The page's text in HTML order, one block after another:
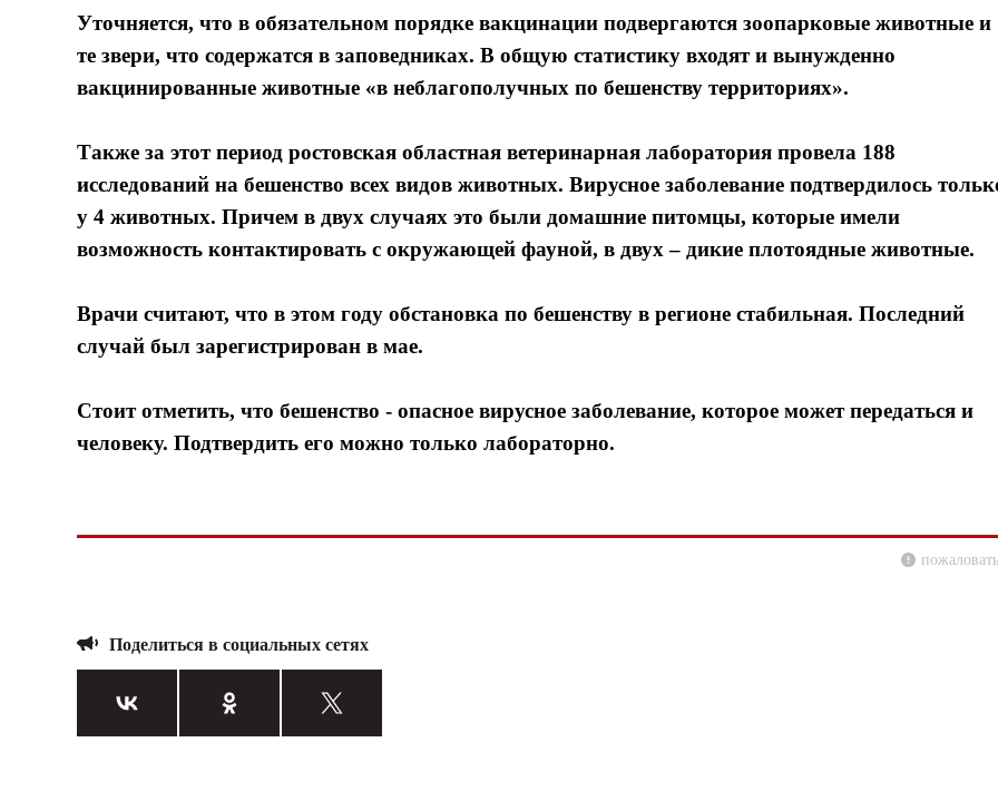
Уточняется, что в обязательном порядке вакцинации подвергаются зоопарковые животные и
те звери, что содержатся в заповедниках. В общую статистику входят и вынужденно
вакцинированные животные «в неблагополучных по бешенству территориях».
Также за этот период ростовская областная ветеринарная лаборатория провела 188
исследований на бешенство всех видов животных. Вирусное заболевание подтвердилось
у 4 животных. Причем в двух случаях это были домашние питомцы, которые имели
возможность контактировать с окружающей фауной, в двух – дикие плотоядные животные.
Врачи считают, что в этом году обстановка по бешенству в регионе стабильная. Последний
случай был зарегистрирован в мае.
Стоит отметить, что бешенство - опасное вирусное заболевание, которое может передаться и
человеку. Подтвердить его можно только лабораторно.
Поделиться в социальных сетях